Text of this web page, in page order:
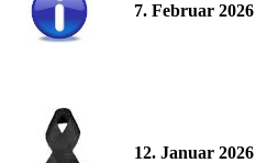
7. Februar 2026
12. Januar 2026